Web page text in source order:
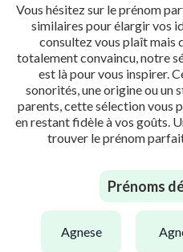
Vous hésitez sur le prénom
similaires pour élargir vos
consultez vous plaît mais
totalement convaincu, notre
est là pour vous inspirer.
sonorités, une origine ou un
parents, cette sélection vous
en restant fidèle à vos goûts.
trouver le prénom
Prénoms
agnese